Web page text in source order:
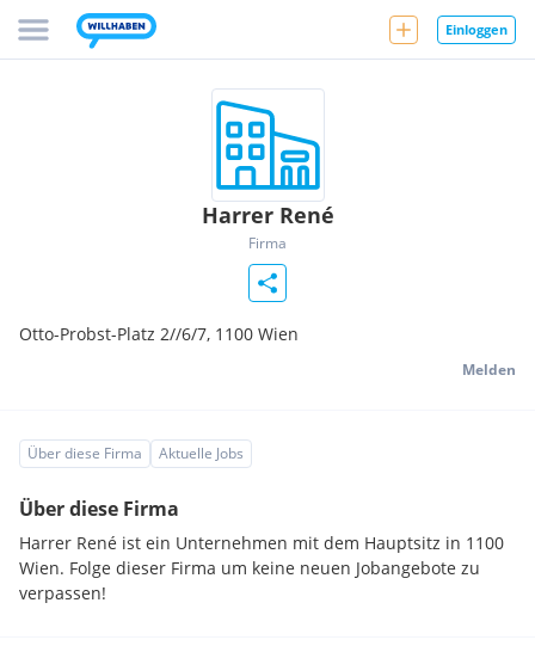
Einloggen
Harrer René
Firma
Otto-Probst-Platz 2//6/7, 1100 Wien
Melden
Über diese Firma Aktuelle Jobs
Über diese Firma
Harrer René ist ein Unternehmen mit dem Hauptsitz in 1100
Wien. Folge dieser Firma um keine neuen Jobangebote zu
verpassen!